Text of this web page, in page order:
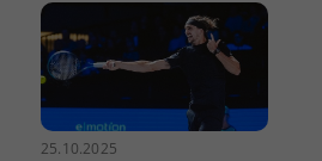
25.10.2025